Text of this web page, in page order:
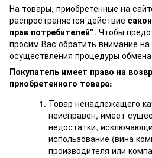
На товары, приобретенные на
распространяется действие
прав потребителей". Чтобы
просим Вас обратить внимание
осуществления процедуры
Покупатель имеет право на
приобретенного товара:
Товар ненадлежащего
неисправен, имеет
недостатки,
использование (вина
производителя или